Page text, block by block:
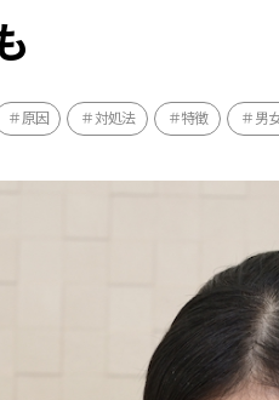
原因 対処法 特徴 男